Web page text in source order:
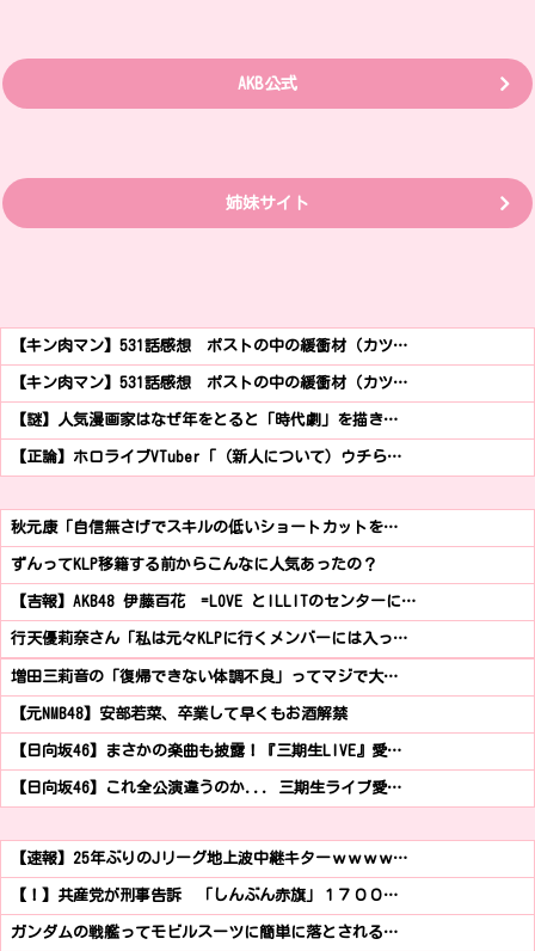
AKB公式
姉妹サイト
【キン肉マン】531話感想 ポストの中の緩衝材（カツ…
【キン肉マン】531話感想 ポストの中の緩衝材（カツ…
【謎】人気漫画家はなぜ年をとると「時代劇」を描き…
【正論】ホロライブVTuber「（新人について）ウチら…
秋元康「自信無さげでスキルの低いショートカットを…
ずんってKLP移籍する前からこんなに人気あったの？
【吉報】AKB48 伊藤百花 =LOVE とILLITのセンターに…
行天優莉奈さん「私は元々KLPに行くメンバーには入っ…
増田三莉音の「復帰できない体調不良」ってマジで大…
【元NMB48】安部若菜、卒業して早くもお酒解禁
【日向坂46】まさかの楽曲も披露！『三期生LIVE』愛…
【日向坂46】これ全公演違うのか... 三期生ライブ愛…
【速報】25年ぶりのJリーグ地上波中継キターｗｗｗｗ…
【！】共産党が刑事告訴 「しんぶん赤旗」１７００…
ガンダムの戦艦ってモビルスーツに簡単に落とされる…